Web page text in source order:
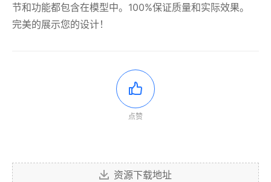
节和功能都包含在模型中。100%保证质量和实际效果。
完美的展示您的设计！
点赞
资源下载地址